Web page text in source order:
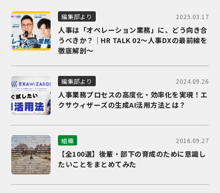
編集部より 2025.03.17
人事は「オペレーション業務」に、どう向き合
うべきか？｜HR TALK 02～人事DXの最前線を
徹底解剖～
編集部より 2024.09.26
人事業務プロセスの高度化・効率化を実現！エ
クサウィザーズの生成AI活用方法とは？
組織 2016.09.27
【全100選】後輩・部下の育成のために意識し
たいことをまとめてみた